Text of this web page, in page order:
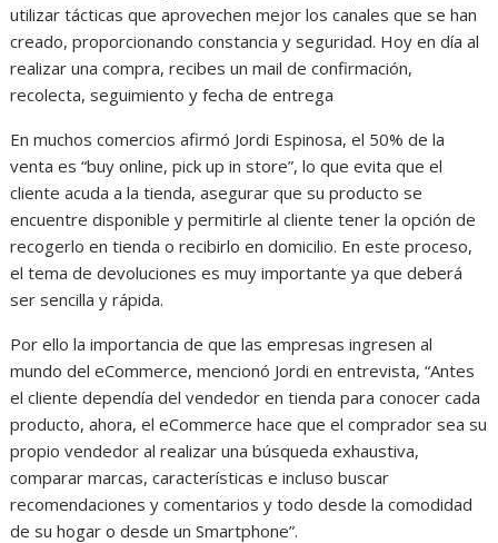
utilizar tácticas que aprovechen mejor los canales que se han
creado, proporcionando constancia y seguridad. Hoy en día al
realizar una compra, recibes un mail de confirmación,
recolecta, seguimiento y fecha de entrega
En muchos comercios afirmó Jordi Espinosa, el 50% de la
venta es “buy online, pick up in store”, lo que evita que el
cliente acuda a la tienda, asegurar que su producto se
encuentre disponible y permitirle al cliente tener la opción de
recogerlo en tienda o recibirlo en domicilio. En este proceso,
el tema de devoluciones es muy importante ya que deberá
ser sencilla y rápida.
Por ello la importancia de que las empresas ingresen al
mundo del eCommerce, mencionó Jordi en entrevista, “Antes
el cliente dependía del vendedor en tienda para conocer cada
producto, ahora, el eCommerce hace que el comprador sea su
propio vendedor al realizar una búsqueda exhaustiva,
comparar marcas, características e incluso buscar
recomendaciones y comentarios y todo desde la comodidad
de su hogar o desde un Smartphone”.